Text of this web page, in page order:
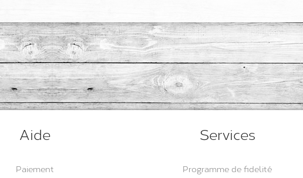
Aide
Paiement
Services
Programme de fidelité